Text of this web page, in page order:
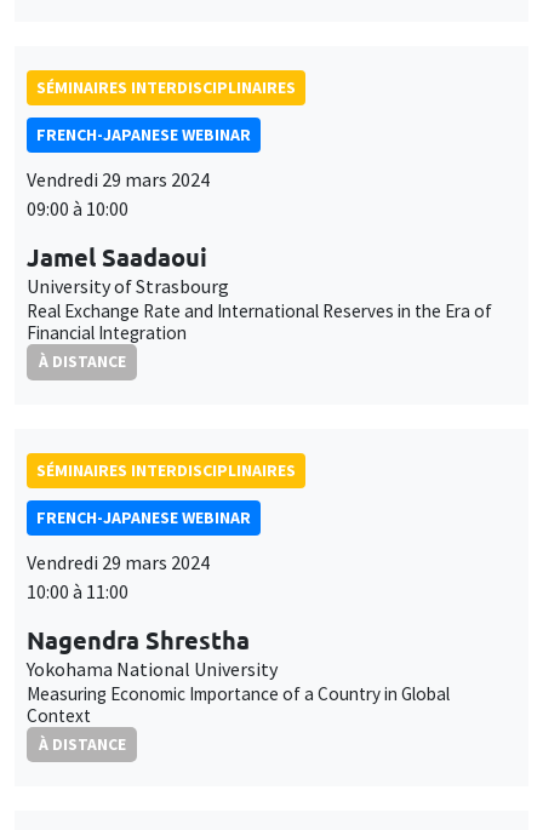
SÉMINAIRES INTERDISCIPLINAIRES
FRENCH-JAPANESE WEBINAR
Vendredi 29 mars 2024
09:00 à 10:00
Jamel Saadaoui
University of Strasbourg
Real Exchange Rate and International Reserves in the Era of
Financial Integration
À DISTANCE
SÉMINAIRES INTERDISCIPLINAIRES
FRENCH-JAPANESE WEBINAR
Vendredi 29 mars 2024
10:00 à 11:00
Nagendra Shrestha
Yokohama National University
Measuring Economic Importance of a Country in Global
Context
À DISTANCE